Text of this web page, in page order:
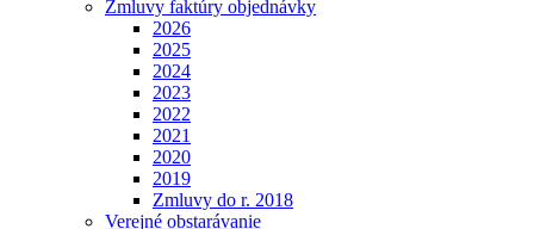
Zmluvy faktúry objednávky
2026
2025
2024
2023
2022
2021
2020
2019
Zmluvy do r. 2018
Verejné obstarávanie